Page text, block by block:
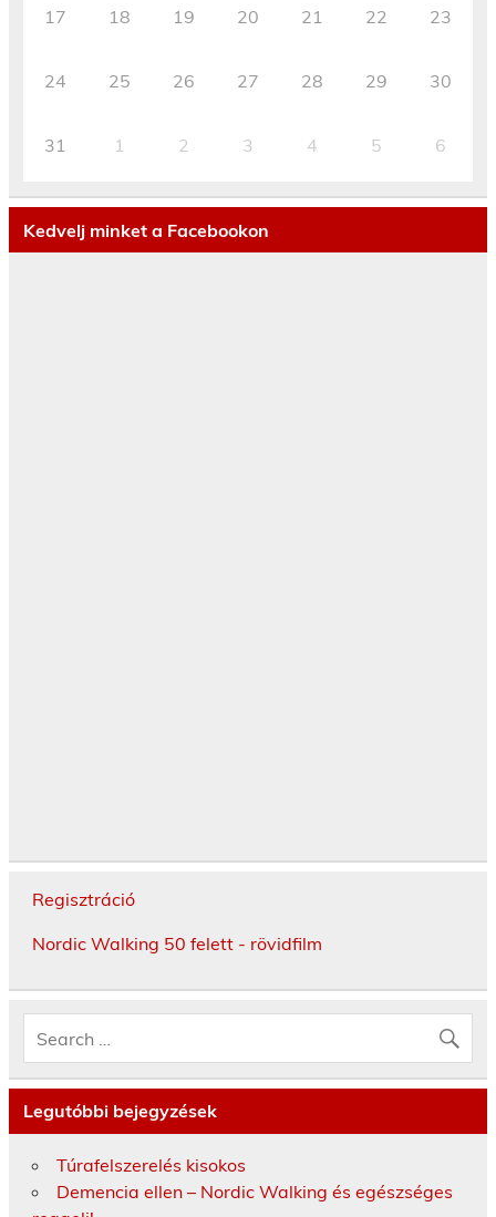
17 18 19 20 21 22 23
24 25 26 27 28 29 30
31 1 2 3 4 5 6
Kedvelj minket a Facebookon
Regisztráció
Nordic Walking 50 felett - rövidfilm
Legutóbbi bejegyzések
Túrafelszerelés kisokos
Demencia ellen – Nordic Walking és egészséges